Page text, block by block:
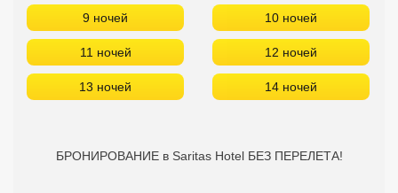
9 ночей 10 ночей
11 ночей 12 ночей
13 ночей 14 ночей
БРОНИРОВАНИЕ в Saritas Hotel БЕЗ ПЕРЕЛЕТА!